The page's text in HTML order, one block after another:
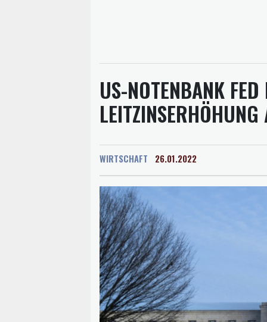
US-NOTENBANK
LEITZINSERHÖHUNG
WIRTSCHAFT 26.01.2022